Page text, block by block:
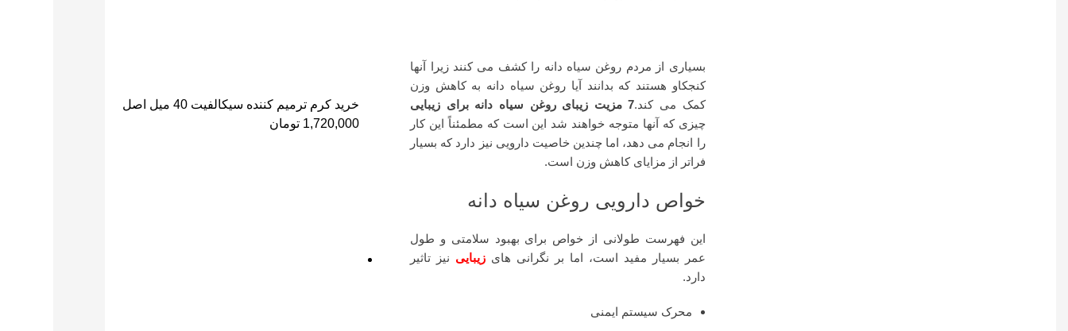
بسیاری از مردم روغن سیاه دانه را کشف می کنند زیرا آنها
کنجکاو هستند که بدانند آیا روغن سیاه دانه به کاهش وزن
کمک می کند.7 مزیت زیبای روغن سیاه دانه برای زیبایی
چیزی که آنها متوجه خواهند شد این است که مطمئناً این کار
را انجام می دهد، اما چندین خاصیت دارویی نیز دارد که بسیار
فراتر از مزایای کاهش وزن است.
خواص دارویی روغن سیاه دانه
این فهرست طولانی از خواص برای بهبود سلامتی و طول
عمر بسیار مفید است، اما بر نگرانی های زیبایی نیز تاثیر
دارد.
محرک سیستم ایمنی
خرید کرم ترمیم کننده سیکالفیت 40 میل اصل
1,720,000 تومان